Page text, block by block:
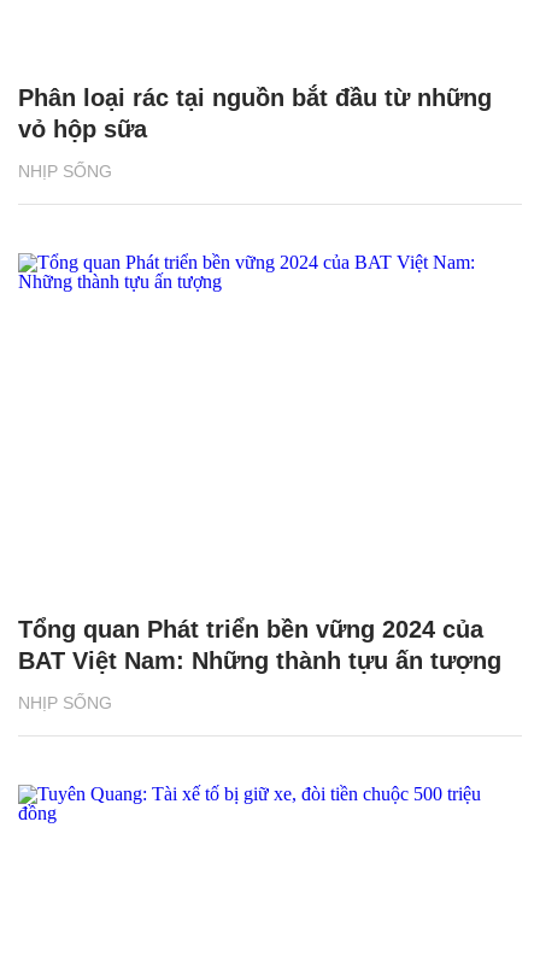
NHỊP SỐNG
Phân loại rác tại nguồn bắt đầu từ những
vỏ hộp sữa
NHỊP SỐNG
Tổng quan Phát triển bền vững 2024 của
BAT Việt Nam: Những thành tựu ấn tượng